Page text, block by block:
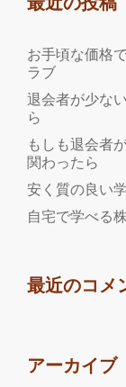
お手頃な価格
ラブ
退会者が少な
ら
もしも退会者
関わったら
安く質の良い
自宅で学べる
最近のコメ
アーカイブ